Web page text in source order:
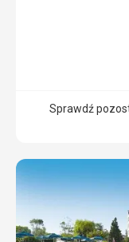
Sprawdź